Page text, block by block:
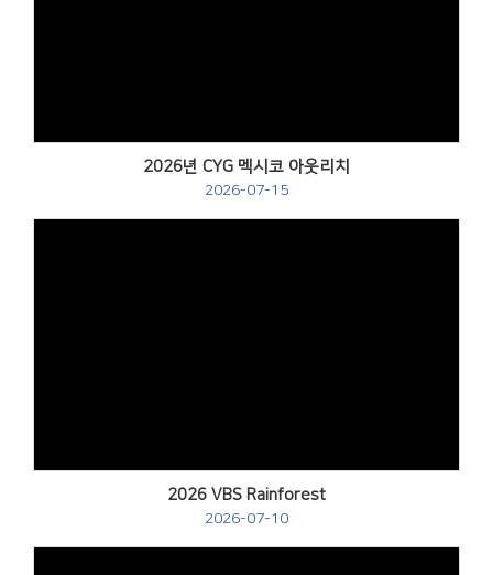
2026년 CYG 멕시코 아웃리치
2026-07-15
2026 VBS Rainforest
2026-07-10